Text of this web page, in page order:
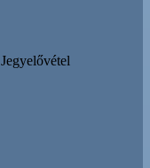
Jegyelővétel